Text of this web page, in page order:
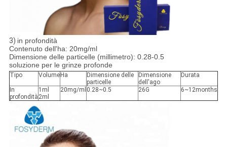
3) in profondità
Contenuto dell'ha: 20mg/ml
Dimensione delle particelle (millimetro): 0.28-0.5
soluzione per le grinze profonde
Tipo VolumeHa
Dimensione delle
particelle
Dimensione
dell'ago
Durata
In
profondità
1ml
2ml
20mg/ml 0.28~0.5 26G 6~12months